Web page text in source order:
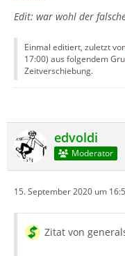
Edit: war wohl der
Einmal editiert, zuletzt
17:00) aus folgendem
Zeitverschiebung.
edvoldi
Moderator
15. September 2020 um
Zitat von